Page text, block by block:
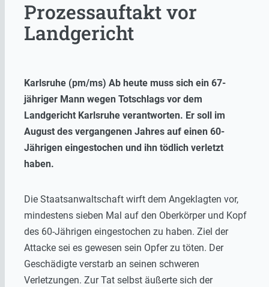
Prozessauftakt vor
Landgericht
Karlsruhe (pm/ms) Ab heute muss sich ein 67-
jähriger Mann wegen Totschlags vor dem
Landgericht Karlsruhe verantworten. Er soll im
August des vergangenen Jahres auf einen 60-
Jährigen eingestochen und ihn tödlich verletzt
haben.
Die Staatsanwaltschaft wirft dem Angeklagten vor,
mindestens sieben Mal auf den Oberkörper und Kopf
des 60-Jährigen eingestochen zu haben. Ziel der
Attacke sei es gewesen sein Opfer zu töten. Der
Geschädigte verstarb an seinen schweren
Verletzungen. Zur Tat selbst äußerte sich der